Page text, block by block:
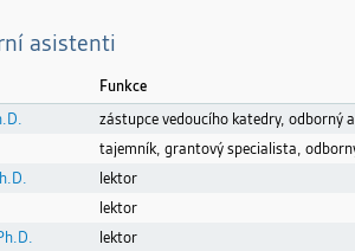
asistenti
Funkce
zástupce vedoucího katedry, odborný
tajemník, grantový specialista,
lektor
lektor
lektor